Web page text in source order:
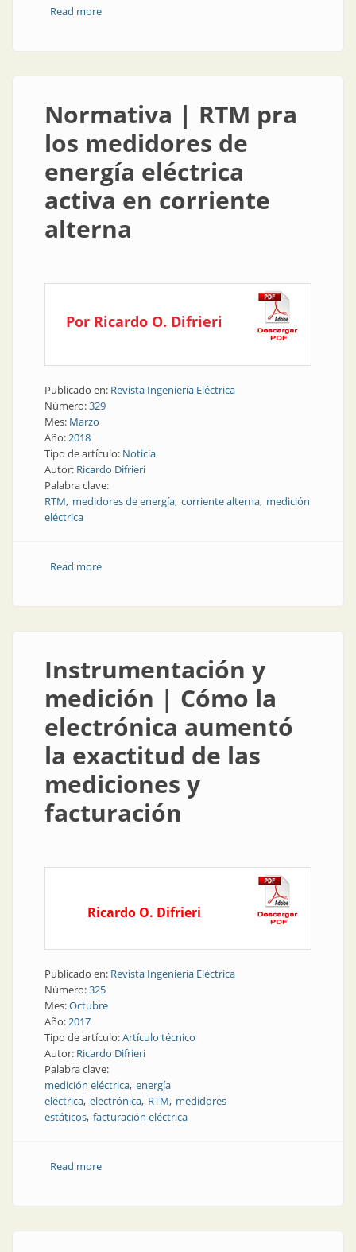
Read moreabout Medición | Normas IRAM aprobadas para
Normativa | RTM pra
los medidores de
energía eléctrica
activa en corriente
alterna
Por Ricardo O. Difrieri
Publicado en: Revista Ingeniería Eléctrica
Número:329
Mes: Marzo
Año:2018
Tipo de artículo: Noticia
Autor: Ricardo Difrieri
Palabra clave:
RTM medidores de energía corriente alterna medición
eléctrica
Read moreabout Normativa | RTM pra los medidores de energía
Instrumentación y
medición | Cómo la
electrónica aumentó
la exactitud de las
mediciones y
facturación
Ricardo O. Difrieri
Publicado en: Revista Ingeniería Eléctrica
Número:325
Mes:Octubre
Año:2017
Tipo de artículo:Artículo técnico
Autor: Ricardo Difrieri
Palabra clave:
medición eléctrica energía
eléctrica electrónica RTM medidores
estáticos facturación eléctrica
Read moreabout Instrumentación y medición | Cómo la